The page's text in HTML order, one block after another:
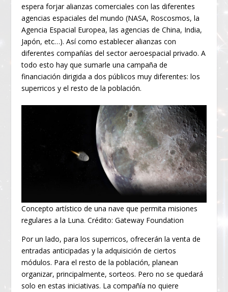
espera forjar alianzas comerciales con las diferentes
agencias espaciales del mundo (NASA, Roscosmos, la
Agencia Espacial Europea, las agencias de China, India,
Japón, etc…). Así como establecer alianzas con
diferentes compañías del sector aeroespacial privado. A
todo esto hay que sumarle una campaña de
financiación dirigida a dos públicos muy diferentes: los
superricos y el resto de la población.
Concepto artístico de una nave que permita misiones
regulares a la Luna. Crédito: Gateway Foundation
Por un lado, para los superricos, ofrecerán la venta de
entradas anticipadas y la adquisición de ciertos
módulos. Para el resto de la población, planean
organizar, principalmente, sorteos. Pero no se quedará
solo en estas iniciativas. La compañía no quiere